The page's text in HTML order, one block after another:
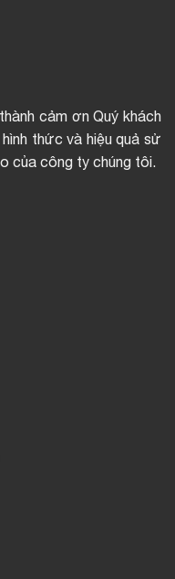
cảm ơn Quý khách
thức và hiệu quả sử
của công ty chúng tôi.